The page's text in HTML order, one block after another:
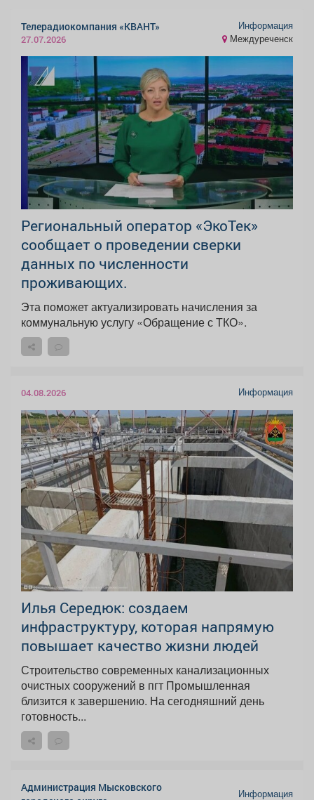
Телерадиокомпания «КВАНТ»
27.07.2026
Информация
Междуреченск
Региональный оператор «ЭкоТек»
сообщает о проведении сверки
данных по численности
проживающих.
Эта поможет актуализировать начисления за
коммунальную услугу «Обращение с ТКО».
04.08.2026 Информация
Илья Середюк: создаем
инфраструктуру, которая напрямую
повышает качество жизни людей
Строительство современных канализационных
очистных сооружений в пгт Промышленная
близится к завершению. На сегодняшний день
готовность...
Администрация Мысковского
Информация